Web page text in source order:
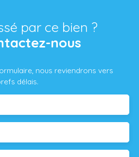
par ce bien ?
nous
nous reviendrons vers
délais.